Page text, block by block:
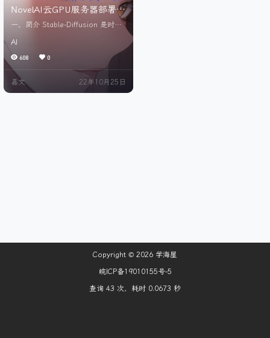
NovelAI云GPU服务器部署教
程
一、简介 Stable-Diffusion 是时下
有之一，之前由于NovelAI的二次元
训练模型效果十分出色也成功使Sta
ble-Diffusion破圈。之后因为Novel
AI的训练模型和官网的前后端泄露，
更是直接让AI绘画成为热门话题。经
过这一段时间广大网友的开发及探
AI
608 0
嘉文 22年10月25日
Copyright © 2026 学海屋
皖ICP备19010155号-5
查询 43 次，耗时 0.0673 秒